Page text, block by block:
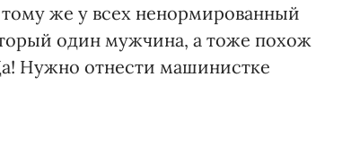
же у всех ненормированный
один мужчина, а тоже похож
Нужно отнести машинистке